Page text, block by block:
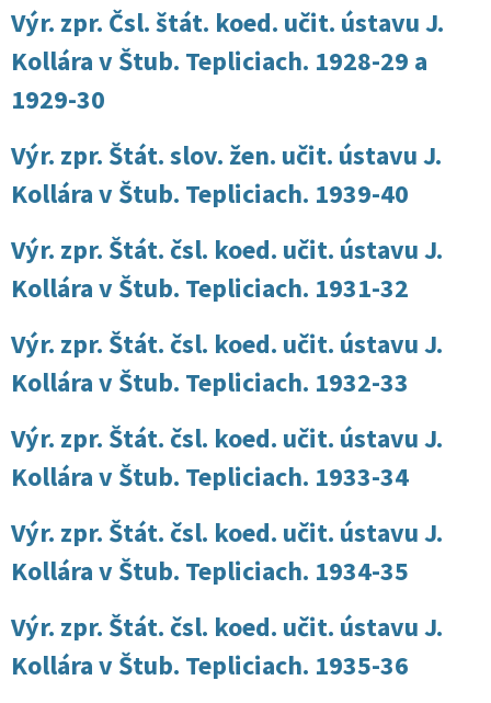
Výr. zpr. Čsl. štát. koed. učit. ústavu J.
Kollára v Štub. Tepliciach. 1928-29 a
1929-30
Výr. zpr. Štát. slov. žen. učit. ústavu J.
Kollára v Štub. Tepliciach. 1939-40
Výr. zpr. Štát. čsl. koed. učit. ústavu J.
Kollára v Štub. Tepliciach. 1931-32
Výr. zpr. Štát. čsl. koed. učit. ústavu J.
Kollára v Štub. Tepliciach. 1932-33
Výr. zpr. Štát. čsl. koed. učit. ústavu J.
Kollára v Štub. Tepliciach. 1933-34
Výr. zpr. Štát. čsl. koed. učit. ústavu J.
Kollára v Štub. Tepliciach. 1934-35
Výr. zpr. Štát. čsl. koed. učit. ústavu J.
Kollára v Štub. Tepliciach. 1935-36